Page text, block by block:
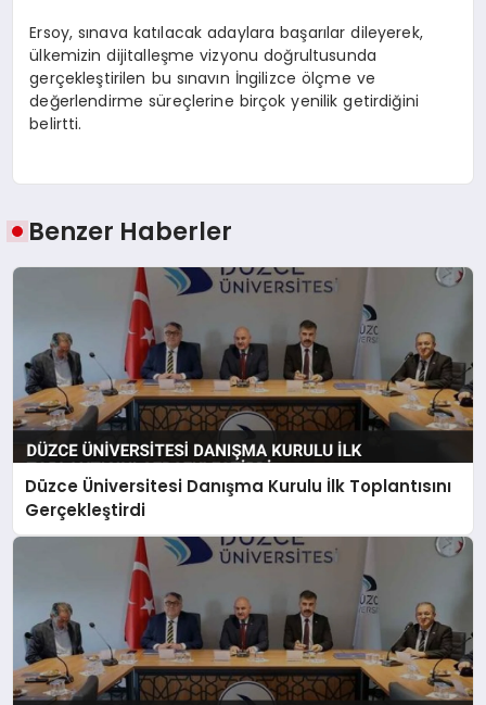
Ersoy, sınava katılacak adaylara başarılar dileyerek,
ülkemizin dijitalleşme vizyonu doğrultusunda
gerçekleştirilen bu sınavın İngilizce ölçme ve
değerlendirme süreçlerine birçok yenilik getirdiğini
belirtti.
Benzer Haberler
Düzce Üniversitesi Danışma Kurulu İlk Toplantısını
Gerçekleştirdi